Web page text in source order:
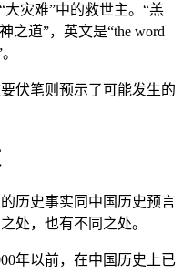
灾难”中的救世主。“羔
之道”，英文是“the word
伏笔则预示了可能发生的
历史事实同中国历史预言
处，也有不同之处。
年以前，在中国历史上已